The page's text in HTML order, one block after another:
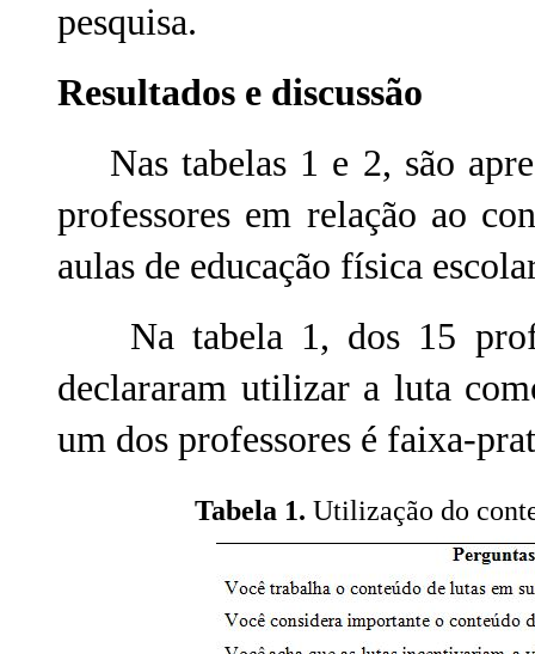
pesquisa.
Resultados e discussão
Nas tabelas 1 e 2, são
professores em relação ao
aulas de educação física
Na tabela 1, dos 15
declararam utilizar a luta
um dos professores é faixa-
Tabela 1. Utilização do